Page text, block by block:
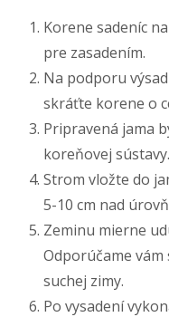
Korene sadeníc
pre zasadením.
Na podporu
skráťte korene o
Pripravená jama
koreňovej sústavy.
Strom vložte do
5-10 cm nad
Zeminu mierne
Odporúčame
suchej zimy.
Po vysadení